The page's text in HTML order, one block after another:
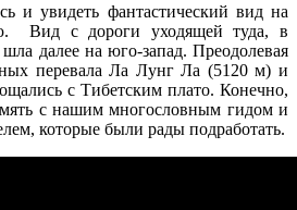
и увидеть фантастический вид на
Вид с дороги уходящей туда, в
далее на юго-запад. Преодолевая
перевала Ла Лунг Ла (5120 м) и
с Тибетским плато. Конечно,
с нашим многословным гидом и
которые были рады подработать.